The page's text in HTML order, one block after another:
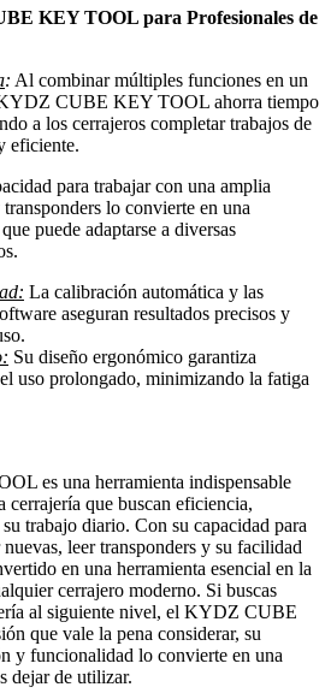
KEY TOOL para Profesionales de
: Al combinar múltiples funciones en un
CUBE KEY TOOL ahorra tiempo
a los cerrajeros completar trabajos de
eficiente.
para trabajar con una amplia
lo convierte en una
puede adaptarse a diversas
La calibración automática y las
aseguran resultados precisos y
Su diseño ergonómico garantiza
uso prolongado, minimizando la fatiga
es una herramienta indispensable
cerrajería que buscan eficiencia,
trabajo diario. Con su capacidad para
leer transponders y su facilidad
en una herramienta esencial en la
cerrajero moderno. Si buscas
al siguiente nivel, el KYDZ CUBE
que vale la pena considerar, su
y funcionalidad lo convierte en una
dejar de utilizar.